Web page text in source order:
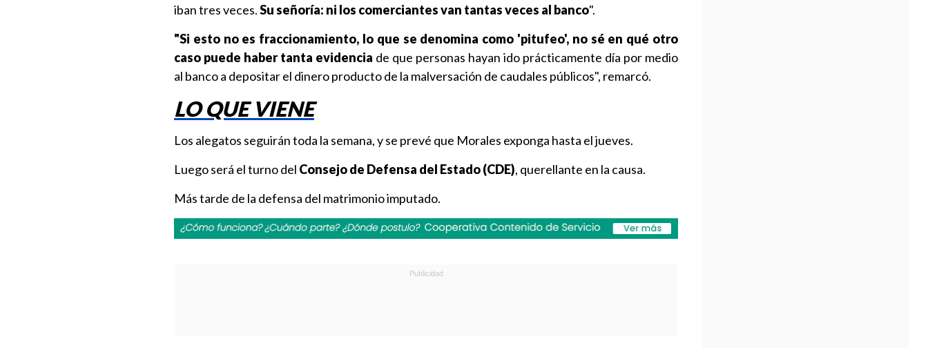
iban tres veces.Su señoría: ni los comerciantes van tantas veces al banco".
"Si esto no es fraccionamiento, lo que se denomina como 'pitufeo', no sé en qué otro
caso puede haber tanta evidencia de que personas hayan ido prácticamente día por medio
al banco a depositar el dinero producto de la malversación de caudales públicos", remarcó.
LO QUE VIENE
Los alegatos seguirán toda la semana, y se prevé que Morales exponga hasta el jueves.
Luego será el turno del Consejo de Defensa del Estado (CDE), querellante en la causa.
Más tarde de la defensa del matrimonio imputado.